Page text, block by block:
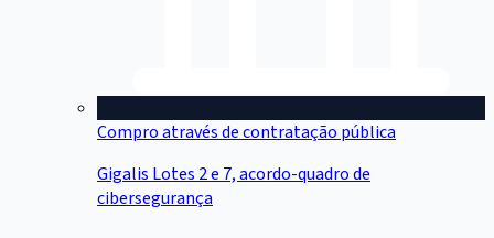
Compro através de contratação pública
Gigalis Lotes 2 e 7, acordo-quadro de
cibersegurança